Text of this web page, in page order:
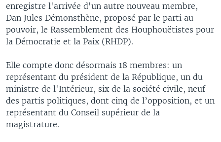
enregistre l'arrivée d'un autre nouveau membre,
Dan Jules Démonsthène, proposé par le parti au
pouvoir, le Rassemblement des Houphouëtistes pour
la Démocratie et la Paix (RHDP).
Elle compte donc désormais 18 membres: un
représentant du président de la République, un du
ministre de l'Intérieur, six de la société civile, neuf
des partis politiques, dont cinq de l’opposition, et un
représentant du Conseil supérieur de la
magistrature.